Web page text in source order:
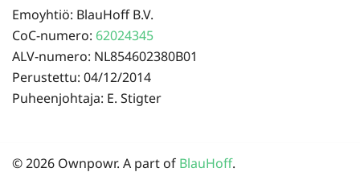
Emoyhtiö: BlauHoff B.V.
CoC-numero: 62024345
ALV-numero: NL854602380B01
Perustettu: 04/12/2014
Puheenjohtaja: E. Stigter
© 2026 Ownpowr. A part of BlauHoff.